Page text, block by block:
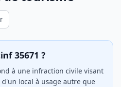
35671 ?
à une infraction civile visant
local à usage autre que